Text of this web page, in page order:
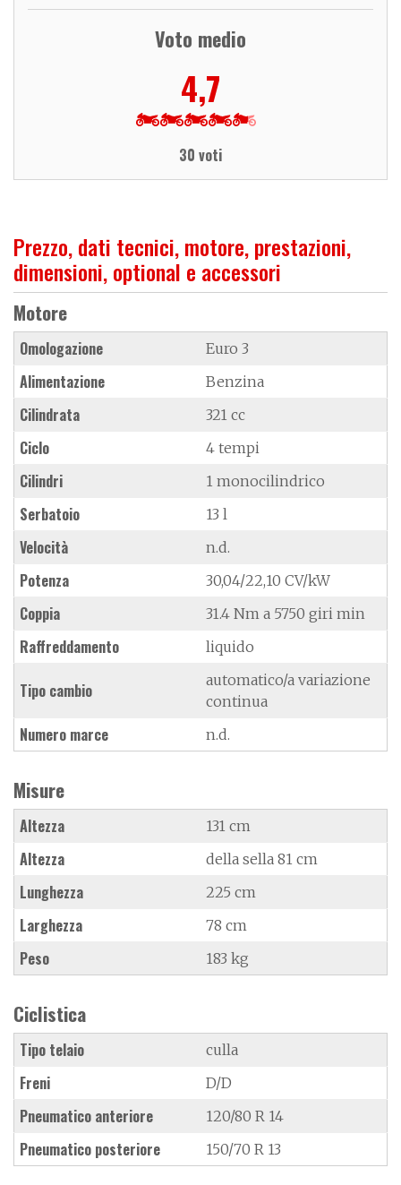
Voto medio
4,7
30 voti
Prezzo, dati tecnici, motore, prestazioni,
dimensioni, optional e accessori
Motore
Omologazione Euro 3
Alimentazione Benzina
Cilindrata 321 cc
Ciclo 4 tempi
Cilindri 1 monocilindrico
Serbatoio 13 l
Velocità n.d.
Potenza 30,04/22,10 CV/kW
Coppia 31.4 Nm a 5750 giri min
Raffreddamento liquido
Tipo cambio
automatico/a variazione
continua
Numero marce n.d.
Misure
Altezza 131 cm
Altezza della sella 81 cm
Lunghezza 225 cm
Larghezza 78 cm
Peso 183 kg
Ciclistica
Tipo telaio culla
Freni D/D
Pneumatico anteriore 120/80 R 14
Pneumatico posteriore 150/70 R 13